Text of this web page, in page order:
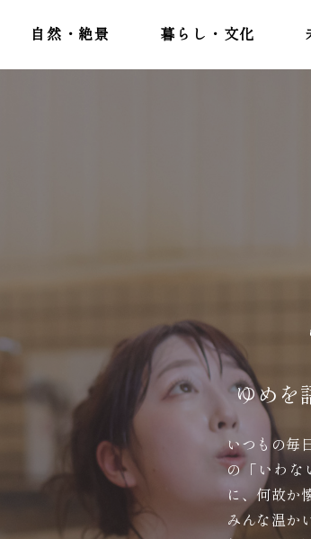
自然・絶景 暮らし・文化
ゆめを
いつもの毎
の「いわな
に、何故か
みんな温か